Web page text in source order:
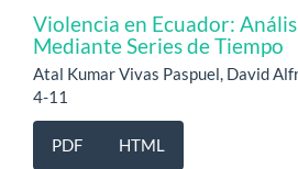
Violencia en Ecuador:
Mediante Series de Tiempo
Atal Kumar Vivas Paspuel, David
4-11
PDF HTML